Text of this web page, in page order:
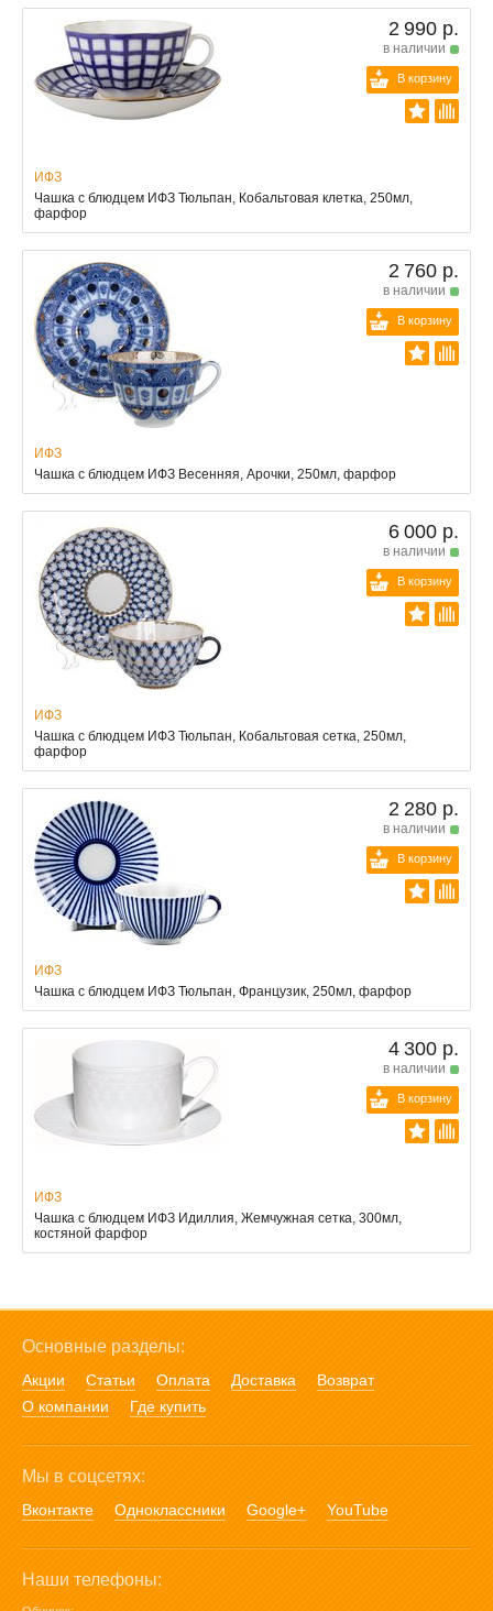
2 990 р.
в наличии
В корзину
ИФЗ
Чашка с блюдцем ИФЗ Тюльпан, Кобальтовая клетка, 250мл,
фарфор
2 760 р.
в наличии
В корзину
ИФЗ
Чашка с блюдцем ИФЗ Весенняя, Арочки, 250мл, фарфор
6 000 р.
в наличии
В корзину
ИФЗ
Чашка с блюдцем ИФЗ Тюльпан, Кобальтовая сетка, 250мл,
фарфор
2 280 р.
в наличии
В корзину
ИФЗ
Чашка с блюдцем ИФЗ Тюльпан, Французик, 250мл, фарфор
4 300 р.
в наличии
В корзину
ИФЗ
Чашка с блюдцем ИФЗ Идиллия, Жемчужная сетка, 300мл,
костяной фарфор
Основные разделы:
Акции Статьи Оплата Доставка
Возврат
О компании
Где купить
Мы в соцсетях:
Вконтакте Одноклассники Google+ YouTube
Наши телефоны: